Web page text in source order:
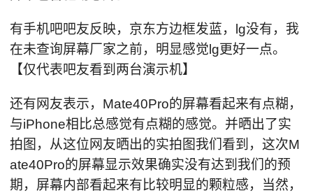
有手机吧吧友反映，京东方边框发蓝，lg没有，我
在未查询屏幕厂家之前，明显感觉lg更好一点。
【仅代表吧友看到两台演示机】
还有网友表示，Mate40Pro的屏幕看起来有点糊，
与iPhone相比总感觉有点糊的感觉。并晒出了实
拍图，从这位网友晒出的实拍图我们看到，这次M
ate40Pro的屏幕显示效果确实没有达到我们的预
期，屏幕内部看起来有比较明显的颗粒感，当然，